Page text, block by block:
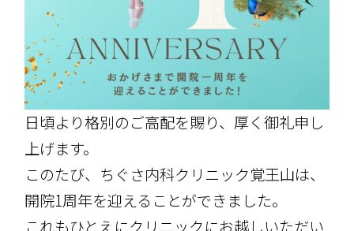
日頃より格別のご高配を賜り、厚く御礼申し
上げます。
このたび、ちぐさ内科クリニック覚王山は、
開院1周年を迎えることができました。
これもひとえにクリニックにお越しいただい